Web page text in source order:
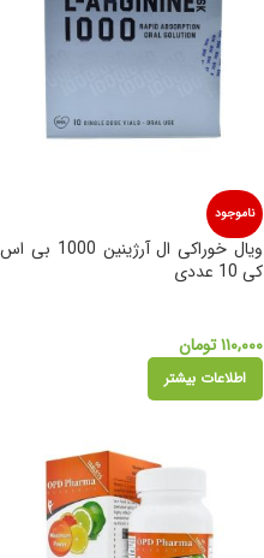
ناموجود
ویال خوراکی ال آرژینین 1000 بی اس
کی 10 عددی
۱۱۰,۰۰۰تومان
اطلاعات بیشتر